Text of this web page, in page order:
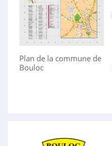
Plan de la commune de
Bouloc